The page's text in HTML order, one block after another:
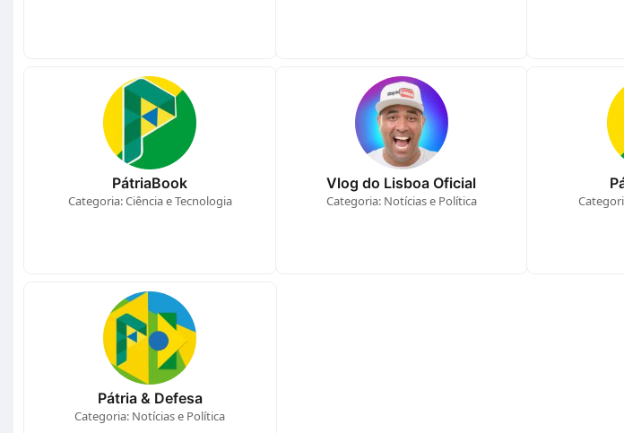
PátriaBook
Categoria: Ciência e Tecnologia
Vlog do Lisboa Oficial
Categoria: Notícias e Política
Pátria & Defesa
Categoria: Notícias e Política